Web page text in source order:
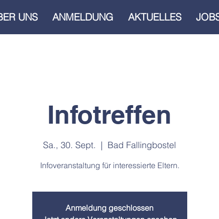
UNS ANMELDUNG AKTUELLES
Infotreffen
Sa., 30. Sept.
  |
Bad Fallingbostel
Infoveranstaltung für interessierte Eltern.
Anmeldung geschlossen